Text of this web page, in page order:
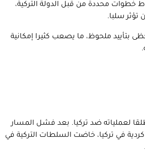
خطوات محددة من قبل الدولة التركية،
سلبا.
بتأييد ملحوظ، ما يصعب كثيرا إمكانية
لعملياته ضد تركيا. بعد فشل المسار
كردية في تركيا، خاضت السلطات التركية في